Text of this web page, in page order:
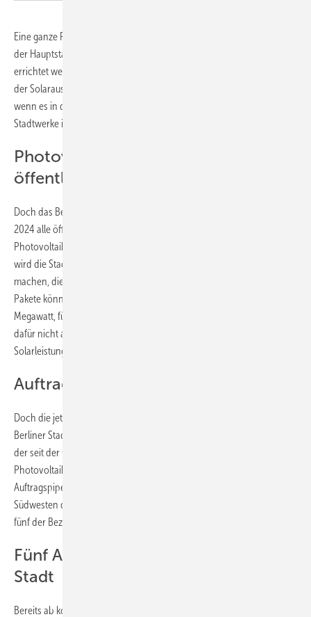
Eine ganze Reihe von Berliner Bezirken haben bei den Stadtwerken
der Hauptstadt Photovoltaikanlagen bestellt. Diese sollen auf Schulen
errichtet werden. Dies ist auch dringend notwendig. Denn bisher ist
der Solarausbau in der Stadt nicht so richtig vorangekommen, auch
wenn es in den letzten Jahren seit der Gründung der Berliner
Stadtwerke immerhin schon schneller geht.
Photovoltaikanlagen auf
öffentlichen Gebäuden
Doch das Berliner Klima- und Energiewendegesetz sieht vor, dass bis
2024 alle öffentlichen Gebäude, die dafür geeignet sind, mit
Photovoltaikanlagen ausgerüstet werden müssen. Wenn dies gelingt,
wird die Stadt einen riesigen Schritt in Richtung Klimaneutralität
machen, die für 2050 anvisiert ist. Die mehr als 300 bestellten Bezirks-
Pakete können da aber nur die Initialzündung sein. Denn die 23
Megawatt, für die sich die Bezirke zunächst interessieren, werden
dafür nicht ausreichen. Denn Berlin braucht 11,9 Gigawatt
Solarleistung, um Klimaneutralität zu erreichen.
Auftragspipeline füllt sich
Doch die jetzt bestellten Solaranlagen sind schon mehr als die
Berliner Stadtwerke bisher errichtet haben. Denn die Gesamtleistung
der seit der Gründung des Unternehmens im Jahr 2016 gebauten
Photovoltaikgeneratoren beträgt etwa 20 Megawatt. Die
Auftragspipeline will unter anderem der Bezirk Steglitz-Zehlendorf im
Südwesten der Stadt füllen. Die Bezirksverwaltung hat Interesse an
fünf der Bezirks-Pakete bekundet.
Fünf Anlagen im Südwesten der
Stadt
Bereits ab kommendem Frühjahr bauen die Berliner Stadtwerke diese